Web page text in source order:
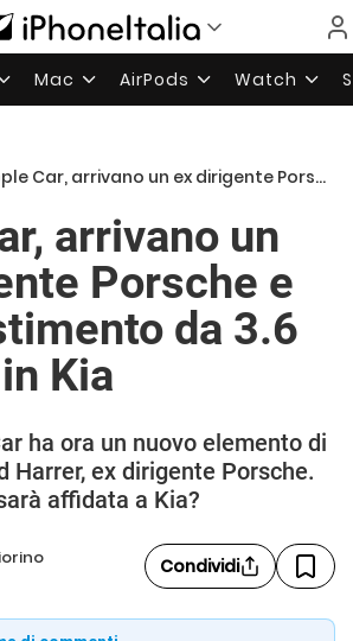
Mac AirPods Watch
arrivano un ex dirigente Porsche e un investimento da 3.6 miliardi in Kia
arrivano un
Porsche e
da 3.6
Kia
ha ora un nuovo elemento di
Harrer, ex dirigente Porsche.
affidata a Kia?
Condividi